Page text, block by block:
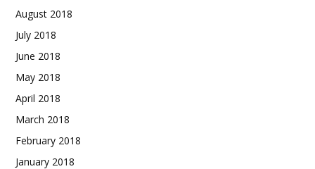
August 2018
July 2018
June 2018
May 2018
April 2018
March 2018
February 2018
January 2018